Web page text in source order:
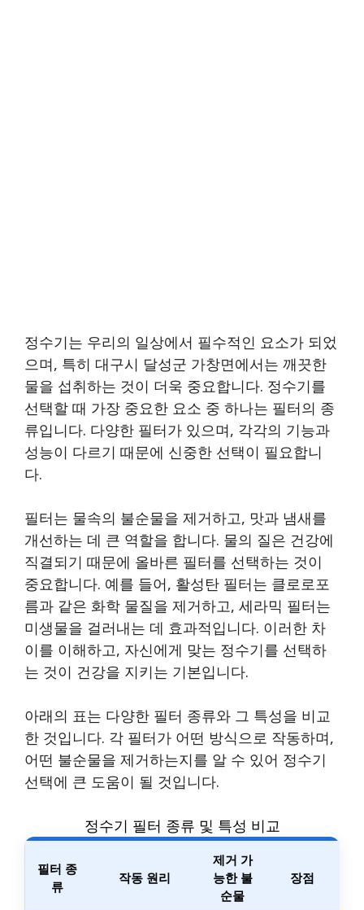
정수기는 우리의 일상에서 필수적인 요소가 되었
으며, 특히 대구시 달성군 가창면에서는 깨끗한
물을 섭취하는 것이 더욱 중요합니다. 정수기를
선택할 때 가장 중요한 요소 중 하나는 필터의 종
류입니다. 다양한 필터가 있으며, 각각의 기능과
성능이 다르기 때문에 신중한 선택이 필요합니
다.
필터는 물속의 불순물을 제거하고, 맛과 냄새를
개선하는 데 큰 역할을 합니다. 물의 질은 건강에
직결되기 때문에 올바른 필터를 선택하는 것이
중요합니다. 예를 들어, 활성탄 필터는 클로로포
름과 같은 화학 물질을 제거하고, 세라믹 필터는
미생물을 걸러내는 데 효과적입니다. 이러한 차
이를 이해하고, 자신에게 맞는 정수기를 선택하
는 것이 건강을 지키는 기본입니다.
아래의 표는 다양한 필터 종류와 그 특성을 비교
한 것입니다. 각 필터가 어떤 방식으로 작동하며,
어떤 불순물을 제거하는지를 알 수 있어 정수기
선택에 큰 도움이 될 것입니다.
정수기 필터 종류 및 특성 비교
필터 종
류
작동 원리
제거 가
능한 불
순물
장점